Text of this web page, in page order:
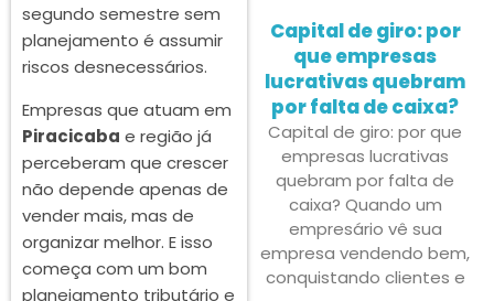
segundo semestre sem
planejamento é assumir
riscos desnecessários.
Empresas que atuam em
Piracicaba e região já
perceberam que crescer
não depende apenas de
vender mais, mas de
organizar melhor. E isso
começa com um bom
planejamento tributário e
Capital de giro: por
que empresas
lucrativas quebram
por falta de caixa?
Capital de giro: por que
empresas lucrativas
quebram por falta de
caixa? Quando um
empresário vê sua
empresa vendendo bem,
conquistando clientes e